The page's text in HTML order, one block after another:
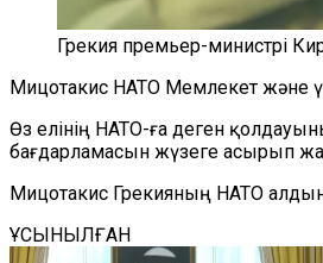
Грекия премьер-министрі
Мицотакис НАТО Мемлекет және
Өз елінің НАТО-ға деген
бағдарламасын жүзеге асырып
Мицотакис Грекияның НАТО
ҰСЫНЫЛҒАН